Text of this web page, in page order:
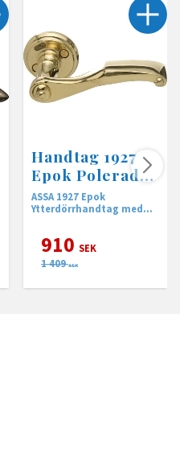
Handtag 1927
Epok Polerad
mässing
ASSA 1927 Epok
Ytterdörrhandtag med
910 SEK
1 409 SEK